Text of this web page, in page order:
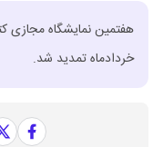
هفتمین نمایشگاه مجازی
خردادماه تمدید شد.